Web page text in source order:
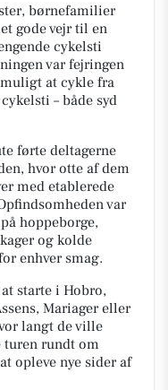
børnefamilier
gode vejr til en
cykelsti
var fejringen
at cykle fra
– både syd
førte deltagerne
hvor otte af dem
med etablerede
var
hoppeborge,
og kolde
enhver smag.
starte i Hobro,
Mariager eller
langt de ville
turen rundt om
opleve nye sider af